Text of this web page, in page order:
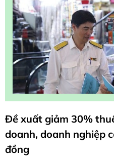
Đề xuất giảm 30%
doanh, doanh nghiệp
đồng